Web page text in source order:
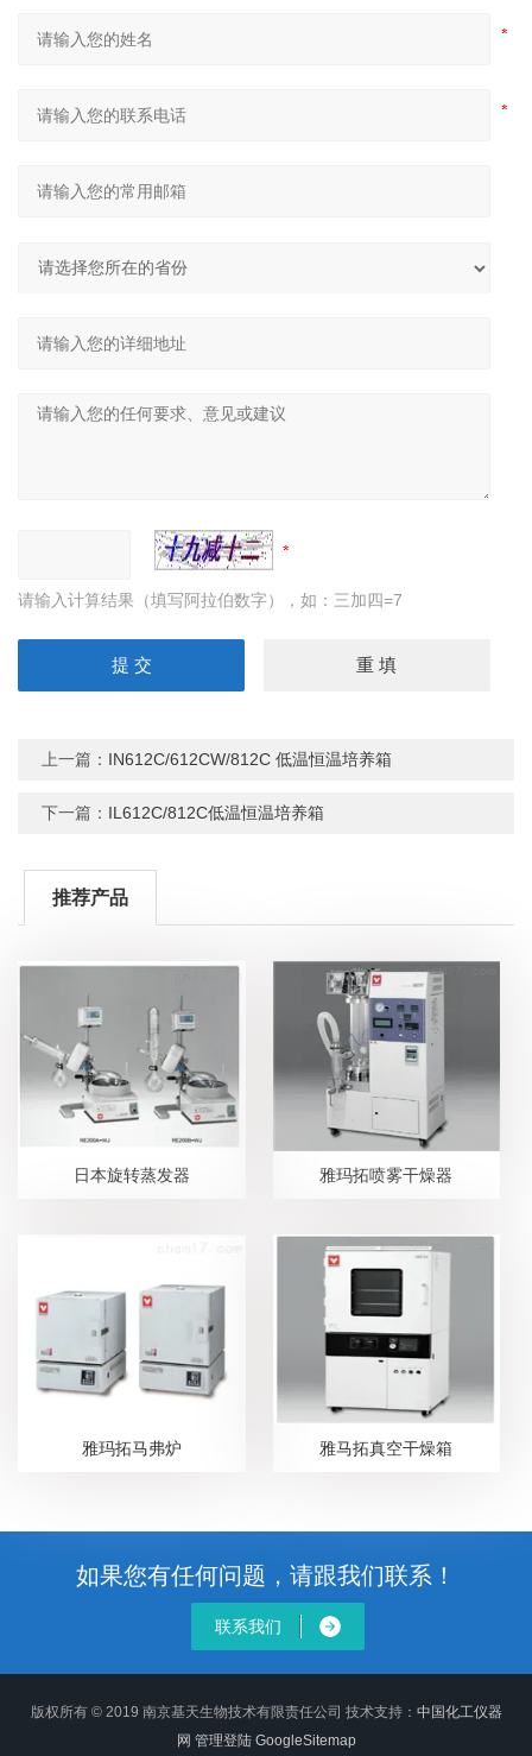
请输入计算结果（填写阿拉伯数字），如：三加四=7
上一篇： IN612C/612CW/812C 低温恒温培养箱
下一篇： IL612C/812C低温恒温培养箱
推荐产品
日本旋转蒸发器 雅玛拓喷雾干燥器
雅玛拓马弗炉 雅马拓真空干燥箱
如果您有任何问题，请跟我们联系！
联系我们
版权所有 © 2019 南京基天生物技术有限责任公司 技术支持： 中国化工仪器
网 管理登陆 GoogleSitemap